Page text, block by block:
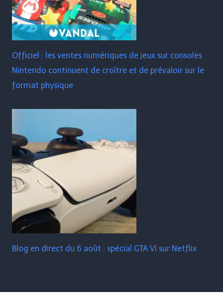
Officiel : les ventes numériques de jeux sur consoles
Nintendo continuent de croître et de prévaloir sur le
format physique
Blog en direct du 6 août : spécial GTA VI sur Netflix